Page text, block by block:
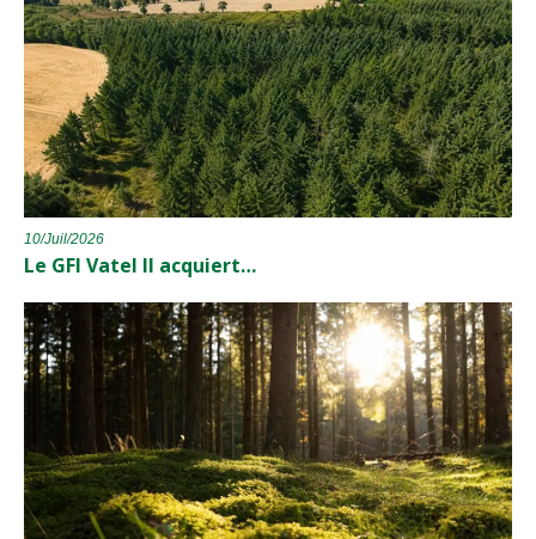
10/Juil/2026
Le GFI Vatel II acquiert…